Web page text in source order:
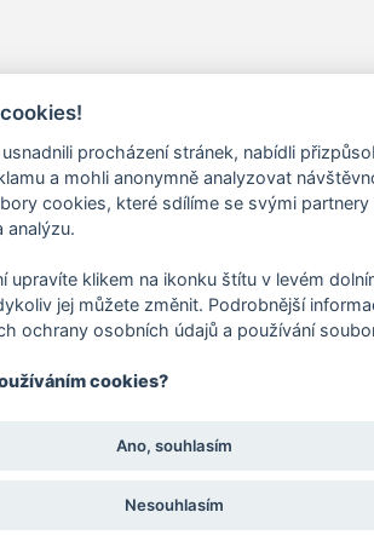
procházení stránek, nabídli
a mohli anonymně analyzovat
cookies, které sdílíme se svými
analýzu.
upravíte klikem na ikonku štítu v levém
jej můžete změnit. Podrobnější
ochrany osobních údajů a používání
cookies?
Ano, souhlasím
Nesouhlasím